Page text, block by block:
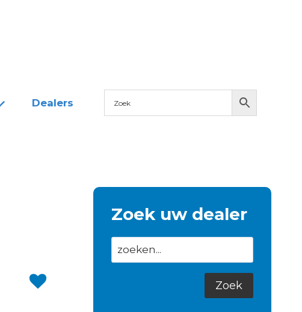
Dealers
Zoek uw dealer